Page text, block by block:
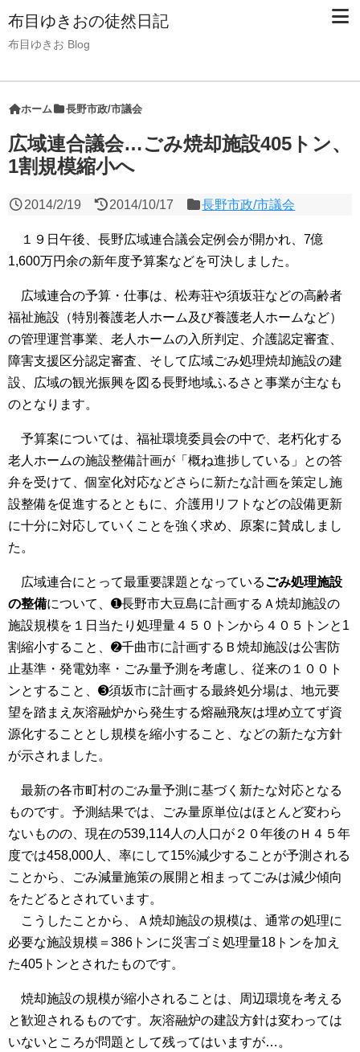
布目ゆきおの徒然日記
布目ゆきお Blog
ホーム 長野市政/市議会
広域連合議会…ごみ焼却施設405トン、
1割規模縮小へ
2014/2/19 2014/10/17 長野市政/市議会
１９日午後、長野広域連合議会定例会が開かれ、7億
1,600万円余の新年度予算案などを可決しました。
広域連合の予算・仕事は、松寿荘や須坂荘などの高齢者
福祉施設（特別養護老人ホーム及び養護老人ホームなど）
の管理運営事業、老人ホームの入所判定、介護認定審査、
障害支援区分認定審査、そして広域ごみ処理焼却施設の建
設、広域の観光振興を図る長野地域ふるさと事業が主なも
のとなります。
予算案については、福祉環境委員会の中で、老朽化する
老人ホームの施設整備計画が「概ね進捗している」との答
弁を受けて、個室化対応などさらに新たな計画を策定し施
設整備を促進するとともに、介護用リフトなどの設備更新
に十分に対応していくことを強く求め、原案に賛成しまし
た。
広域連合にとって最重要課題となっているごみ処理施設
の整備について、➊長野市大豆島に計画するＡ焼却施設の
施設規模を１日当たり処理量４５０トンから４０５トンと1
割縮小すること、➋千曲市に計画するＢ焼却施設は公害防
止基準・発電効率・ごみ量予測を考慮し、従来の１００ト
ンとすること、➌須坂市に計画する最終処分場は、地元要
望を踏まえ灰溶融炉から発生する熔融飛灰は埋め立てず資
源化することとし規模を縮小すること、などの新たな方針
が示されました。
最新の各市町村のごみ量予測に基づく新たな対応となる
ものです。予測結果では、ごみ量原単位はほとんど変わら
ないものの、現在の539,114人の人口が２０年後のＨ４５年
度では458,000人、率にして15%減少することが予測される
ことから、ごみ減量施策の展開と相まってごみは減少傾向
をたどるとされています。
こうしたことから、Ａ焼却施設の規模は、通常の処理に
必要な施設規模＝386トンに災害ゴミ処理量18トンを加え
た405トンとされたものです。
焼却施設の規模が縮小されることは、周辺環境を考える
と歓迎されるものです。灰溶融炉の建設方針は変わっては
いないところが問題として残ってはいますが…。